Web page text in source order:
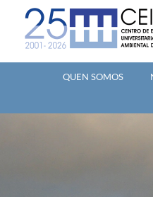
Ir o contido principal
QUEN SOMOS